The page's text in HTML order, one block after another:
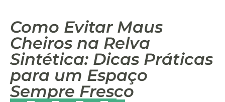
Como Evitar Maus
Cheiros na Relva
Sintética: Dicas Práticas
para um Espaço
Sempre Fresco​